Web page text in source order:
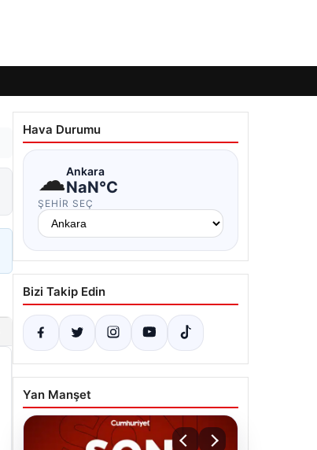
Hava Durumu
☁Ankara
NaN°C
ŞEHIR SEÇ
Bizi Takip Edin
Yan Manşet